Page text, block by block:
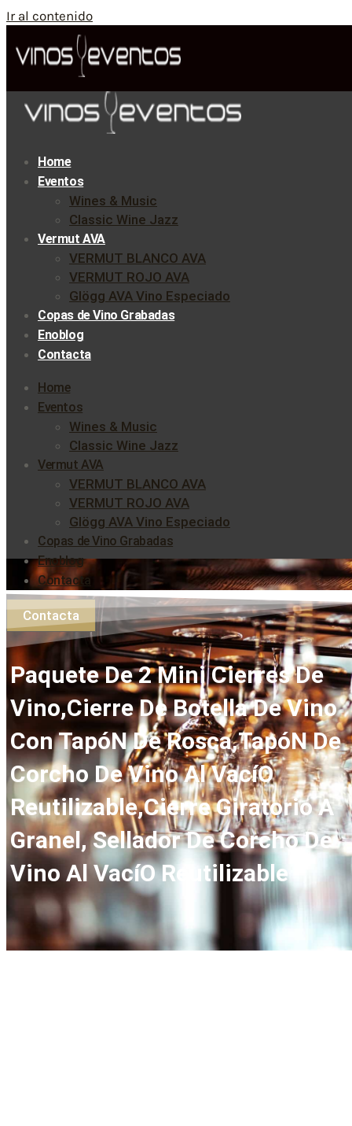
Ir al contenido
Home
Eventos
Wines & Music
Classic Wine Jazz
Vermut AVA
VERMUT BLANCO AVA
VERMUT ROJO AVA
Glögg AVA Vino Especiado
Copas de Vino Grabadas
Enoblog
Contacta
Home
Eventos
Wines & Music
Classic Wine Jazz
Vermut AVA
VERMUT BLANCO AVA
VERMUT ROJO AVA
Glögg AVA Vino Especiado
Copas de Vino Grabadas
Enoblog
Contacta
Contacta
Paquete De 2 Mini Cierres De
Vino,Cierre De Botella De Vino
Con TapóN De Rosca,TapóN De
Corcho De Vino Al VacíO
Reutilizable,Cierre Giratorio A
Granel, Sellador De Corcho De
Vino Al VacíO Reutilizable